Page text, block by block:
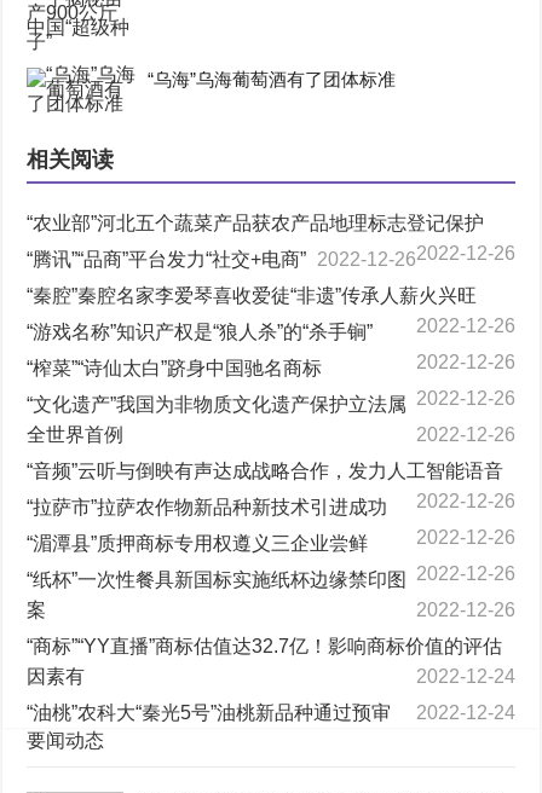
“乌海”乌海葡萄酒有了团体标准
相关阅读
“农业部”河北五个蔬菜产品获农产品地理标志登记保护
2022-12-26
“腾讯”“品商”平台发力“社交+电商” 2022-12-26
“秦腔”秦腔名家李爱琴喜收爱徒“非遗”传承人薪火兴旺
2022-12-26
“游戏名称”知识产权是“狼人杀”的“杀手锏”
2022-12-26
“榨菜”“诗仙太白”跻身中国驰名商标
2022-12-26
“文化遗产”我国为非物质文化遗产保护立法属
全世界首例
2022-12-26
“音频”云听与倒映有声达成战略合作，发力人工智能语音
2022-12-26
“拉萨市”拉萨农作物新品种新技术引进成功
2022-12-26
“湄潭县”质押商标专用权遵义三企业尝鲜
2022-12-26
“纸杯”一次性餐具新国标实施纸杯边缘禁印图
案
2022-12-26
“商标”“YY直播”商标估值达32.7亿！影响商标价值的评估
因素有
2022-12-24
“油桃”农科大“秦光5号”油桃新品种通过预审
2022-12-24
要闻动态